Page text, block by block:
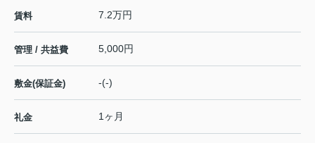
賃料 7.2万円
管理 / 共益費 5,000円
敷金(保証金) -(-)
礼金 1ヶ月